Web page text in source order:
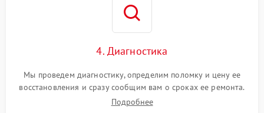
4. Диагностика
Мы проведем диагностику, определим поломку и цену ее
восстановления и сразу сообщим вам о сроках ее ремонта.
Подробнее